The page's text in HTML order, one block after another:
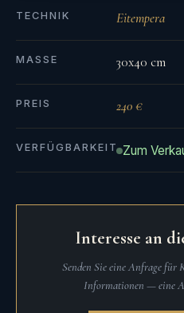
TECHNIK Eitempera
MASSE 30x40 cm
PREIS 240 €
VERFÜGBARKEIT Zum
Interesse an
Senden Sie eine Anfrage für
Informationen — eine